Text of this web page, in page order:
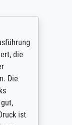
die
Die
ist